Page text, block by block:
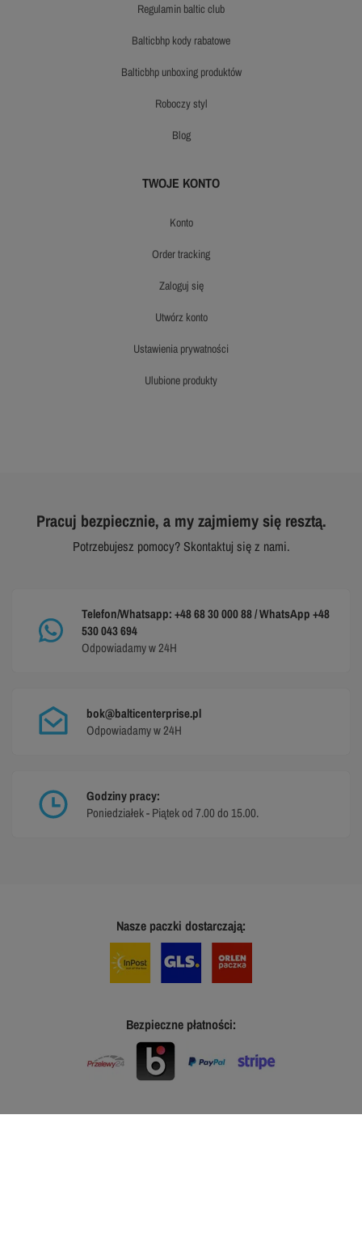
regulamin baltic club
balticbhp kody rabatowe
balticbhp unboxing produktów
roboczy styl
blog
TWOJE KONTO
konto
order tracking
zaloguj się
utwórz konto
ustawienia prywatności
ulubione produkty
Pracuj bezpiecznie, a my zajmiemy się resztą.
Potrzebujesz pomocy? Skontaktuj się z nami.
Telefon/Whatsapp: +48 68 30 000 88 / WhatsApp +48
530 043 694
Odpowiadamy w 24H
bok@balticenterprise.pl
Odpowiadamy w 24H
Godziny pracy:
Poniedziałek - Piątek od 7.00 do 15.00.
Nasze paczki dostarczają:
Bezpieczne płatności: